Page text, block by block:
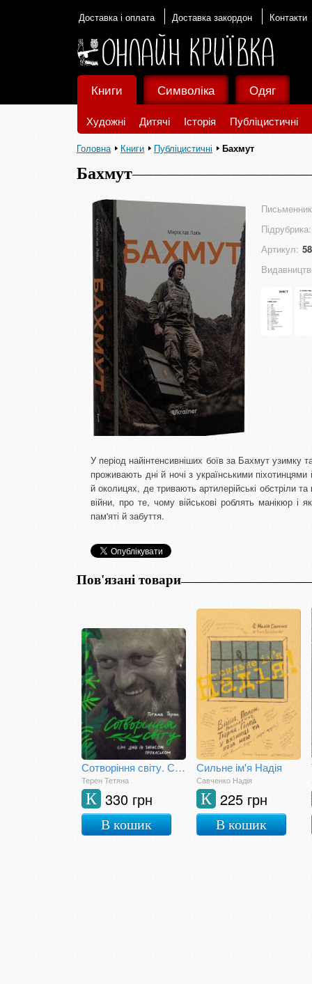
Доставка і оплата Доставка закордон Контакти
Книги
Художні Дитячі Історія Публіцистичні
Символіка Одяг
Головна Книги Публіцистичні Бахмут
Бахмут
Підрубрика:
Артикул:
У період найінтенсивніших боїв за Бахмут
проживають дні й ночі з українськими
й околицях, де тривають артилерійські обстріли
війни, про те, чому військові роблять манікюр і
пам'яті й забуття.
Пов'язані товари
Сотворіння світу. Сім днів із Тарасом Прохаськом
Терен Тетяна
330 грн
К
В кошик
Сильне ім'я Надія
Савченко Надія
225 грн
К
В кошик